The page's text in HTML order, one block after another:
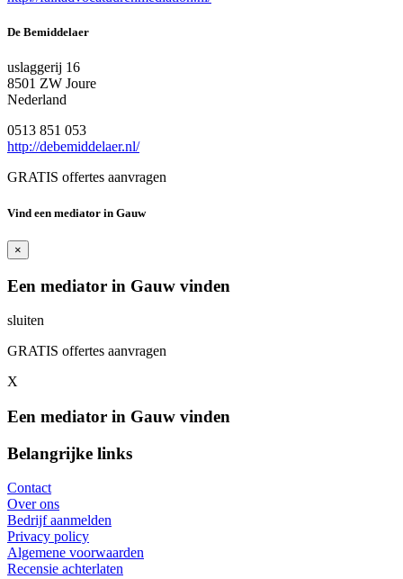
De Bemiddelaer
uslaggerij 16
8501 ZW Joure
Nederland
0513 851 053
http://debemiddelaer.nl/
GRATIS offertes aanvragen
Vind een mediator in Gauw
×
Een mediator in Gauw vinden
sluiten
GRATIS offertes aanvragen
X
Een mediator in Gauw vinden
Belangrijke links
Contact
Over ons
Bedrijf aanmelden
Privacy policy
Algemene voorwaarden
Recensie achterlaten